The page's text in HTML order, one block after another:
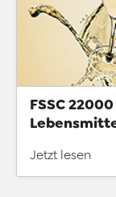
FSSC
Jetzt lesen